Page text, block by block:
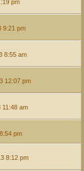
pm
9:21 pm
8:55 am
12:07 pm
11:48 am
pm
8:12 pm